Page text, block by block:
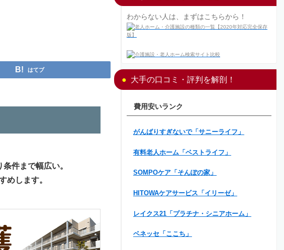
はてブ
件まで幅広い。
めします。
わからない人は、まずはこちらから！
大手の口コミ・評判を解剖！
費用安いランク
がんばりすぎないで「サニーライフ」
有料老人ホーム「ベストライフ」
SOMPOケア「そんぽの家」
HITOWAケアサービス「イリーゼ」
レイクス21「プラチナ・シニアホーム」
ベネッセ「ここち」